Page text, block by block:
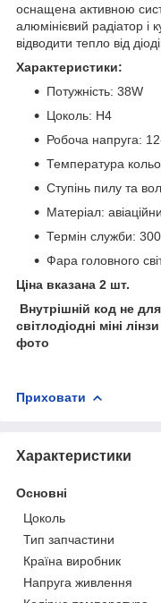
оснащена активною
алюмінієвий радіатор і
відводити тепло від
Характеристики:
Потужність: 38W
Цоколь: H4
Робоча напруга:
Температура
Ступінь пилу та
Матеріал:
Термін служби:
Фара головного
Ціна вказана 2 шт.
Внутрішній код не
світлодіодні міні
фото
Приховати
Характеристики
Основні
Цоколь
Тип запчастини
Країна виробник
Напруга живлення